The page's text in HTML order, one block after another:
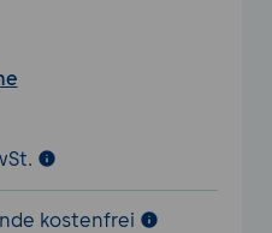
kostenfrei